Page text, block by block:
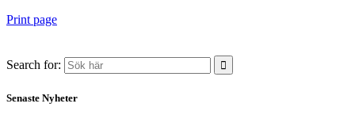
Print page
Search for:
Senaste Nyheter